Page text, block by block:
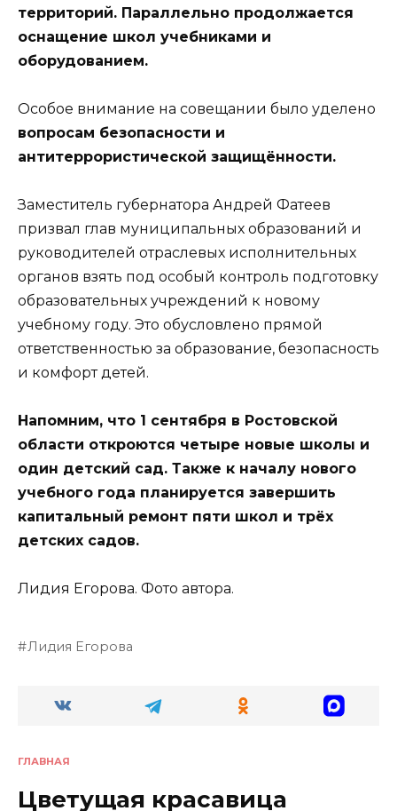
территорий. Параллельно продолжается
оснащение школ учебниками и
оборудованием.
Особое внимание на совещании было уделено
вопросам безопасности и
антитеррористической защищённости.
Заместитель губернатора Андрей Фатеев
призвал глав муниципальных образований и
руководителей отраслевых исполнительных
органов взять под особый контроль подготовку
образовательных учреждений к новому
учебному году. Это обусловлено прямой
ответственностью за образование, безопасность
и комфорт детей.
Напомним, что 1 сентября в Ростовской
области откроются четыре новые школы и
один детский сад. Также к началу нового
учебного года планируется завершить
капитальный ремонт пяти школ и трёх
детских садов.
Лидия Егорова. Фото автора.
Лидия Егорова
ГЛАВНАЯ
Цветущая красавица